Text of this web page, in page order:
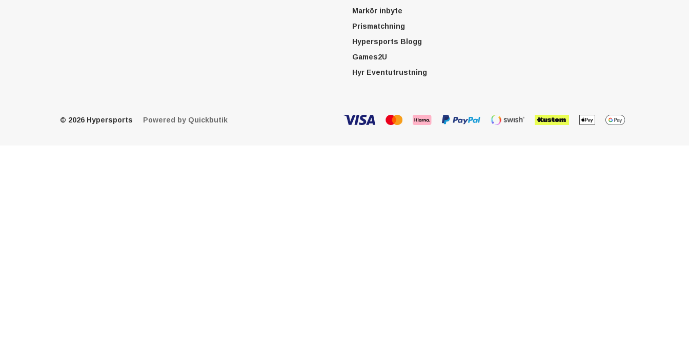
Markör inbyte
Prismatchning
Hypersports Blogg
Games2U
Hyr Eventutrustning
© 2026 Hypersports Powered by Quickbutik